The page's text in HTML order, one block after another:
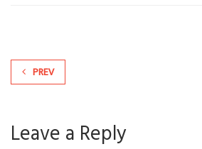
PREV
Leave a Reply